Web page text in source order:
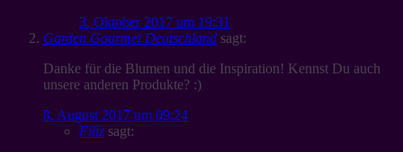
3. Oktober 2017 um 19:31
Garden Gourmet Deutschland sagt:
Danke für die Blumen und die Inspiration! Kennst Du auch
unsere anderen Produkte? :)
8. August 2017 um 09:24
Filiz sagt: